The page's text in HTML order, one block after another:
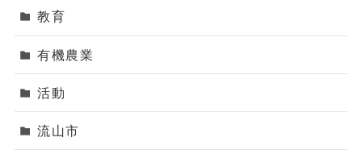
教育
有機農業
活動
流山市